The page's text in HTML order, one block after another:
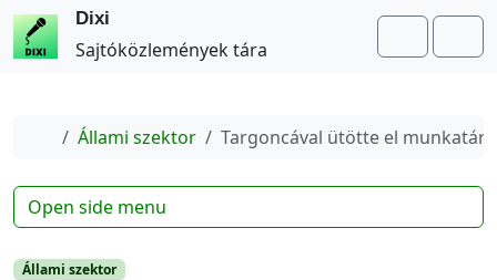
Dixi
Sajtóközlemények tára
Home
Állami szektor Targoncával ütötte el
Állami szektor
Open side menu